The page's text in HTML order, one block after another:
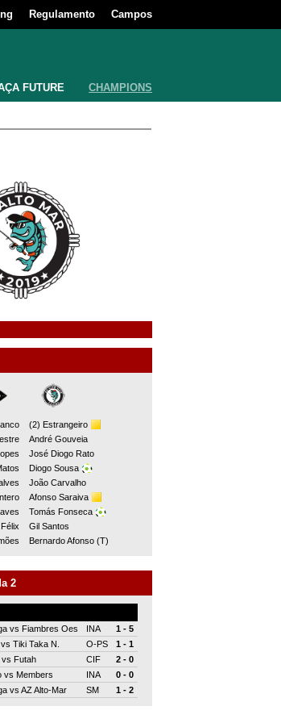
Regulamento Campos
FUTURE CHAMPIONS
(2) Estrangeiro
André Gouveia
José Diogo Rato
Diogo Sousa
João Carvalho
Afonso Saraiva
Tomás Fonseca
Gil Santos
Bernardo Afonso (T)
2
vs Fiambres Oes INA
1 - 5
vs Tiki Taka N. O-PS
1 - 1
vs Futah CIF
2 - 0
vs Members INA
0 - 0
vs AZ Alto-Mar SM 1 - 2